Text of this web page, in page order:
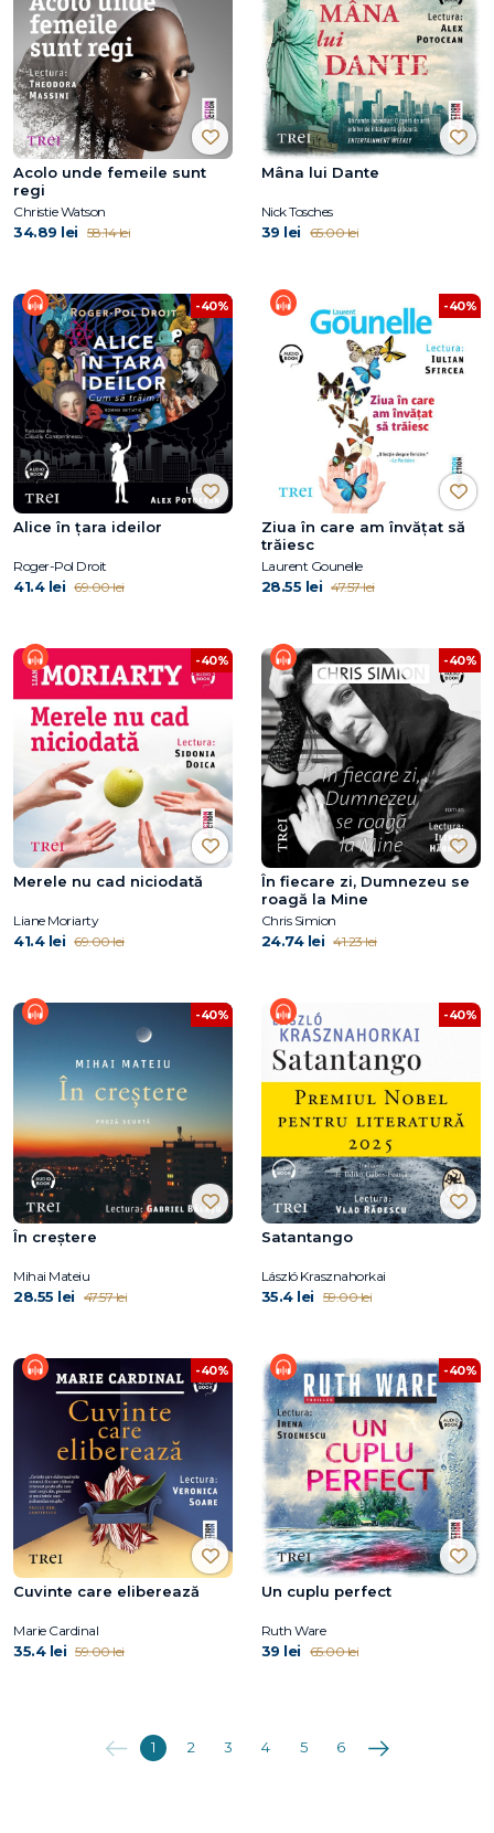
Acolo unde femeile sunt
regi
Christie Watson
34.89 lei 58.14 lei
Mâna lui Dante
Nick Tosches
39 lei 65.00 lei
-40%
Alice în țara ideilor
Roger-Pol Droit
41.4 lei 69.00 lei
-40%
Ziua în care am învățat să
trăiesc
Laurent Gounelle
28.55 lei 47.57 lei
-40%
Merele nu cad niciodată
Liane Moriarty
41.4 lei 69.00 lei
-40%
În fiecare zi, Dumnezeu se
roagă la Mine
Chris Simion
24.74 lei 41.23 lei
-40%
În creștere
Mihai Mateiu
28.55 lei 47.57 lei
-40%
Satantango
László Krasznahorkai
35.4 lei 59.00 lei
-40%
Cuvinte care eliberează
Marie Cardinal
35.4 lei 59.00 lei
-40%
Un cuplu perfect
Ruth Ware
39 lei 65.00 lei
Anterioara
1 2 3 4 5 6 Următoarea